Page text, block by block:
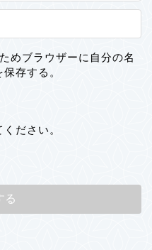
めブラウザーに自分の名
存する。
ださい。